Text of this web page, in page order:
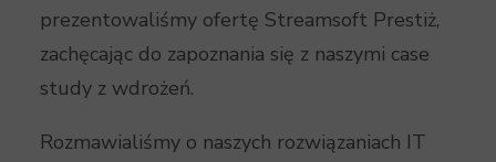
prezentowaliśmy ofertę Streamsoft Prestiż,
zachęcając do zapoznania się z naszymi case
study z wdrożeń.
Rozmawialiśmy o naszych rozwiązaniach IT